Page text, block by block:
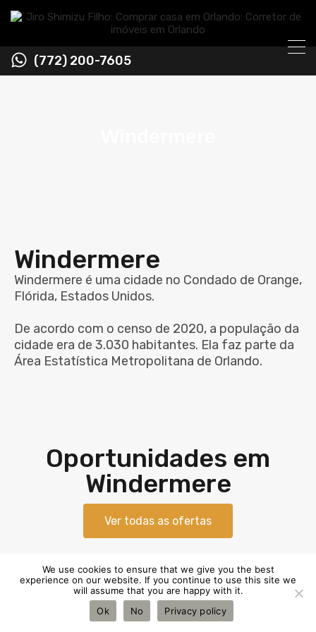
(772) 200-7605
Windermere
Windermere é uma cidade no Condado de Orange,
Flórida, Estados Unidos.
De acordo com o censo de 2020, a população da
cidade era de 3.030 habitantes. Ela faz parte da
Área Estatística Metropolitana de Orlando.
Oportunidades em
Windermere
Ver todas as ofertas
We use cookies to ensure that we give you the best
experience on our website. If you continue to use this site we
will assume that you are happy with it.
Ok
No Privacy policy